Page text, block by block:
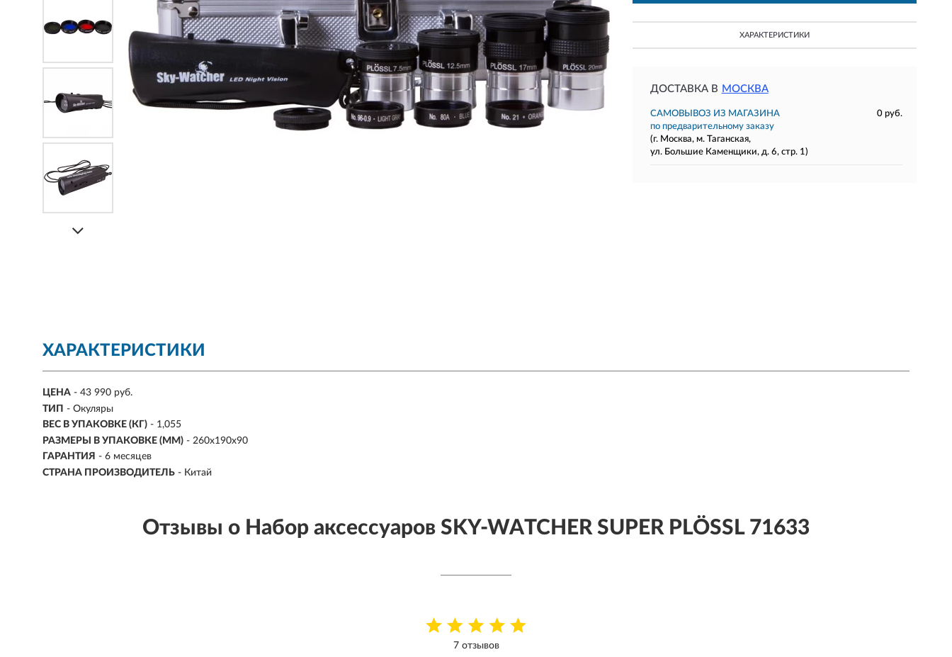
ХАРАКТЕРИСТИКИ
ДОСТАВКА В МОСКВА
САМОВЫВОЗ ИЗ МАГАЗИНА
0 руб.
по предварительному заказу
(г. Москва, м. Таганская,
ул. Большие Каменщики, д. 6, стр. 1)
ХАРАКТЕРИСТИКИ
ЦЕНА - 43 990 руб.
ТИП - Окуляры
ВЕС В УПАКОВКЕ (КГ) - 1,055
РАЗМЕРЫ В УПАКОВКЕ (ММ) - 260х190х90
ГАРАНТИЯ - 6 месяцев
СТРАНА ПРОИЗВОДИТЕЛЬ - Китай
Отзывы о Набор аксессуаров SKY-WATCHER SUPER PLÖSSL 71633
7 отзывов